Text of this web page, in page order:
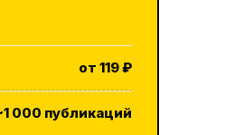
от 119 ₽
000 публикаций